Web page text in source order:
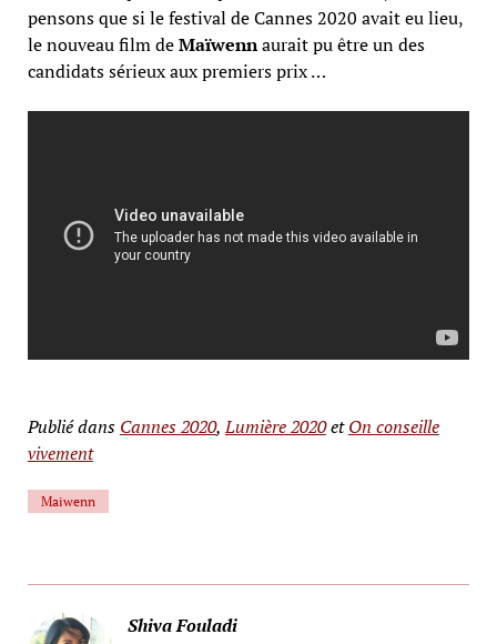
pensons que si le festival de Cannes 2020 avait eu lieu,
le nouveau film deMaïwennaurait pu être un des
candidats sérieux aux premiers prix …
Publié dans Cannes 2020,Lumière 2020etOn conseille
vivement
Maiwenn
Shiva Fouladi